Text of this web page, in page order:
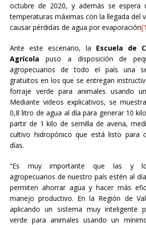
octubre de 2020, y además se espera
temperaturas máximas con la llegada del
causar pérdidas de agua por evaporación
Ante este escenario, la Escuela de
Agrícola puso a disposición de
agropecuarios de todo el país una
gratuitos en los que se entregan
forraje verde para animales usando
Mediante videos explicativos, se
0,8 litro de agua al día para generar 10
partir de 1 kilo de semilla de avena,
cultivo hidropónico que está listo para
días.
“Es muy importante que las y
agropecuarios de nuestro país estén al
permiten ahorrar agua y hacer más
manejo productivo. En la Región de
aplicando un sistema muy inteligente
verde para animales usando un